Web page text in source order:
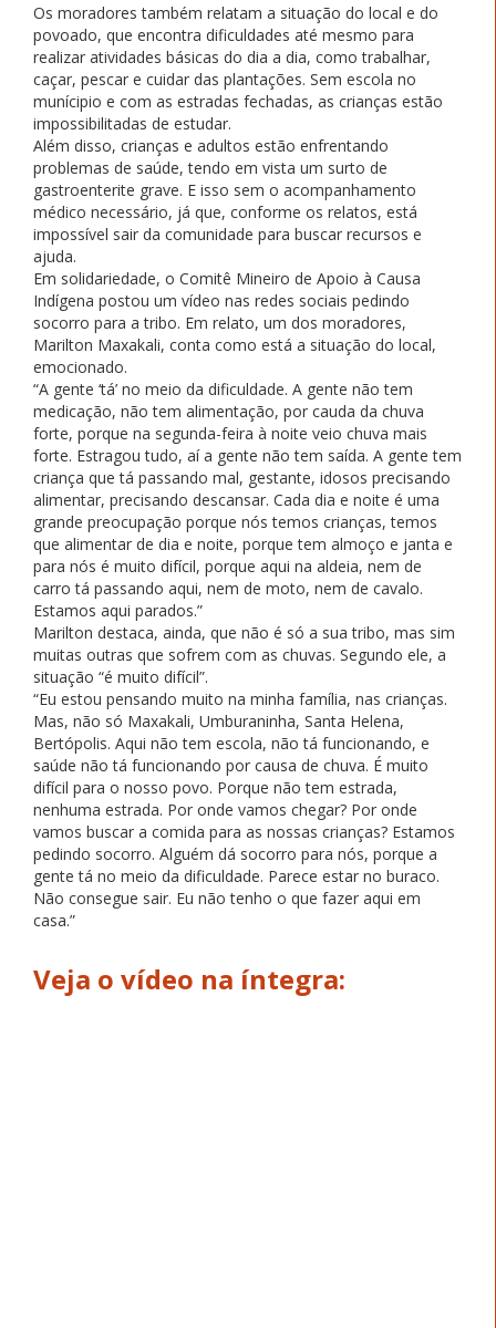
Os moradores também relatam a situação do local e do
povoado, que encontra dificuldades até mesmo para
realizar atividades básicas do dia a dia, como trabalhar,
caçar, pescar e cuidar das plantações. Sem escola no
munícipio e com as estradas fechadas, as crianças estão
impossibilitadas de estudar.
Além disso, crianças e adultos estão enfrentando
problemas de saúde, tendo em vista um surto de
gastroenterite grave. E isso sem o acompanhamento
médico necessário, já que, conforme os relatos, está
impossível sair da comunidade para buscar recursos e
ajuda.
Em solidariedade, o Comitê Mineiro de Apoio à Causa
Indígena postou um vídeo nas redes sociais pedindo
socorro para a tribo. Em relato, um dos moradores,
Marilton Maxakali, conta como está a situação do local,
emocionado.
“A gente ‘tá’ no meio da dificuldade. A gente não tem
medicação, não tem alimentação, por cauda da chuva
forte, porque na segunda-feira à noite veio chuva mais
forte. Estragou tudo, aí a gente não tem saída. A gente tem
criança que tá passando mal, gestante, idosos precisando
alimentar, precisando descansar. Cada dia e noite é uma
grande preocupação porque nós temos crianças, temos
que alimentar de dia e noite, porque tem almoço e janta e
para nós é muito difícil, porque aqui na aldeia, nem de
carro tá passando aqui, nem de moto, nem de cavalo.
Estamos aqui parados.”
Marilton destaca, ainda, que não é só a sua tribo, mas sim
muitas outras que sofrem com as chuvas. Segundo ele, a
situação “é muito difícil”.
“Eu estou pensando muito na minha família, nas crianças.
Mas, não só Maxakali, Umburaninha, Santa Helena,
Bertópolis. Aqui não tem escola, não tá funcionando, e
saúde não tá funcionando por causa de chuva. É muito
difícil para o nosso povo. Porque não tem estrada,
nenhuma estrada. Por onde vamos chegar? Por onde
vamos buscar a comida para as nossas crianças? Estamos
pedindo socorro. Alguém dá socorro para nós, porque a
gente tá no meio da dificuldade. Parece estar no buraco.
Não consegue sair. Eu não tenho o que fazer aqui em
casa.”
Veja o vídeo na íntegra: